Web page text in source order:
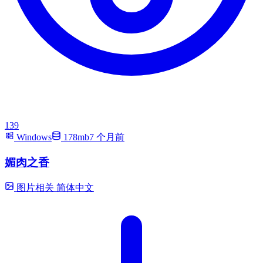
139
Windows
178mb7 个月前
媚肉之香
图片相关 简体中文